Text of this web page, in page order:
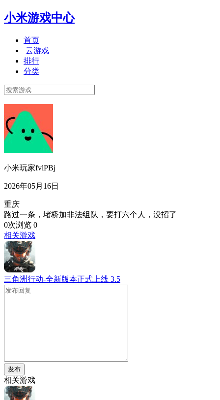
小米游戏中心
首页
云游戏
排行
分类
小米玩家fvlPBj
2026年05月16日
重庆
路过一条，堵桥加非法组队，要打六个人，没招了
0次浏览 0
相关游戏
三角洲行动-全新版本正式上线 3.5
发布
相关游戏